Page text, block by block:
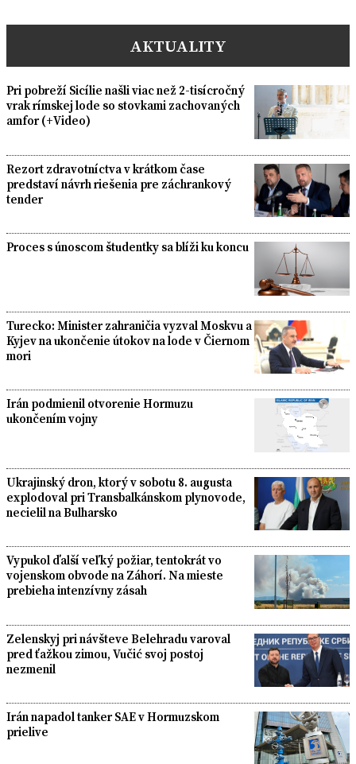
AKTUALITY
Pri pobreží Sicílie našli viac než 2-tisícročný
vrak rímskej lode so stovkami zachovaných
amfor (+Video)
Rezort zdravotníctva v krátkom čase
predstaví návrh riešenia pre záchrankový
tender
Proces s únoscom študentky sa blíži ku koncu
Turecko: Minister zahraničia vyzval Moskvu a
Kyjev na ukončenie útokov na lode v Čiernom
mori
Irán podmienil otvorenie Hormuzu
ukončením vojny
Ukrajinský dron, ktorý v sobotu 8. augusta
explodoval pri Transbalkánskom plynovode,
necielil na Bulharsko
Vypukol ďalší veľký požiar, tentokrát vo
vojenskom obvode na Záhorí. Na mieste
prebieha intenzívny zásah
Zelenskyj pri návšteve Belehradu varoval
pred ťažkou zimou, Vučić svoj postoj
nezmenil
Irán napadol tanker SAE v Hormuzskom
prielive